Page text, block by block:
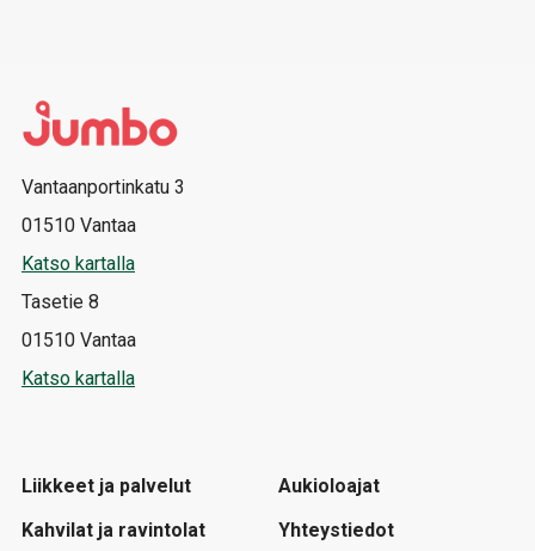
Vantaanportinkatu 3
01510 Vantaa
Katso kartalla
Tasetie 8
01510 Vantaa
Katso kartalla
Liikkeet ja palvelut
Kahvilat ja ravintolat
Aukioloajat
Yhteystiedot